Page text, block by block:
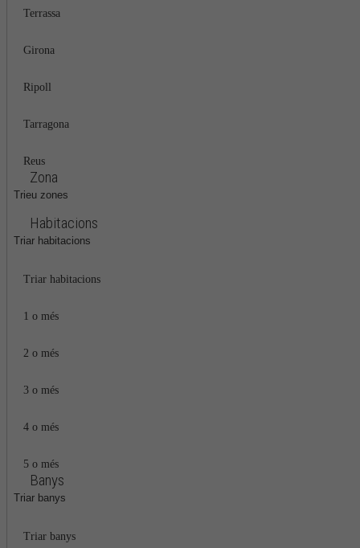
Terrassa
Girona
Ripoll
Tarragona
Reus
Zona
Trieu zones
Habitacions
Triar habitacions
Triar habitacions
1 o més
2 o més
3 o més
4 o més
5 o més
Banys
Triar banys
Triar banys